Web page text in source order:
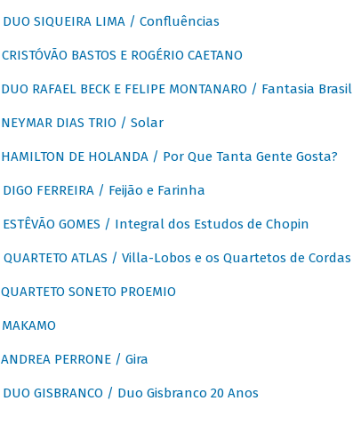
DUO SIQUEIRA LIMA / Confluências
CRISTÓVÃO BASTOS E ROGÉRIO CAETANO
DUO RAFAEL BECK E FELIPE MONTANARO / Fantasia Brasil
NEYMAR DIAS TRIO / Solar
HAMILTON DE HOLANDA / Por Que Tanta Gente Gosta?
DIGO FERREIRA / Feijão e Farinha
ESTÊVÃO GOMES / Integral dos Estudos de Chopin
QUARTETO ATLAS / Villa-Lobos e os Quartetos de Cordas
QUARTETO SONETO PROEMIO
MAKAMO
ANDREA PERRONE / Gira
DUO GISBRANCO / Duo Gisbranco 20 Anos